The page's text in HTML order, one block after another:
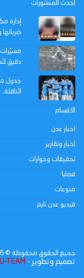
احدث المنشورات
إدارة
دقيق
الناقلة..
الاقسام
اخبار عدن
اخبار وتقارير
تحقيقات وحوارات
قضايا
منوعات
فيديو عدن تايم
جميع الحقوق محفوظة ©
تصميم وتطوير - TEAM